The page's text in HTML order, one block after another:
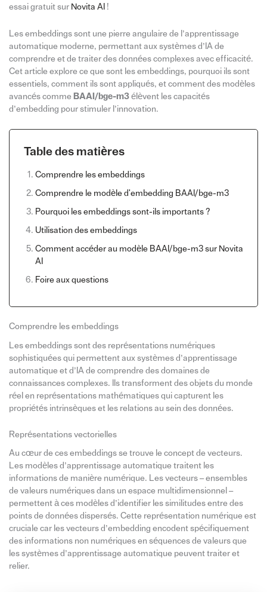
essai gratuit sur Novita AI !
Les embeddings sont une pierre angulaire de l’apprentissage
automatique moderne, permettant aux systèmes d’IA de
comprendre et de traiter des données complexes avec efficacité.
Cet article explore ce que sont les embeddings, pourquoi ils sont
essentiels, comment ils sont appliqués, et comment des modèles
avancés comme BAAI/bge-m3élèvent les capacités
d’embedding pour stimuler l’innovation.
Table des matières
Comprendre les embeddings
Comprendre le modèle d'embedding BAAI/bge-m3
Pourquoi les embeddings sont-ils importants ?
Utilisation des embeddings
Comment accéder au modèle BAAI/bge-m3 sur Novita
AI
Foire aux questions
Comprendre les embeddings
Les embeddings sont des représentations numériques
sophistiquées qui permettent aux systèmes d’apprentissage
automatique et d’IA de comprendre des domaines de
connaissances complexes. Ils transforment des objets du monde
réel en représentations mathématiques qui capturent les
propriétés intrinsèques et les relations au sein des données.
Représentations vectorielles
Au cœur de ces embeddings se trouve le concept de vecteurs.
Les modèles d’apprentissage automatique traitent les
informations de manière numérique. Les vecteurs – ensembles
de valeurs numériques dans un espace multidimensionnel –
permettent à ces modèles d’identifier les similitudes entre des
points de données dispersés. Cette représentation numérique est
cruciale car les vecteurs d’embedding encodent spécifiquement
des informations non numériques en séquences de valeurs que
les systèmes d’apprentissage automatique peuvent traiter et
relier.